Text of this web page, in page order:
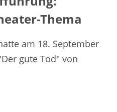
Thema
am 18. September
gute Tod" von